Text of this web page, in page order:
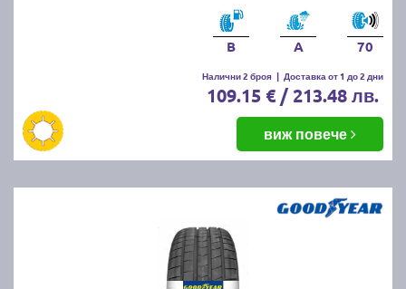
B A 70
Налични 2 броя | Доставка от 1 до 2 дни
109.15 € / 213.48 лв.
виж повече